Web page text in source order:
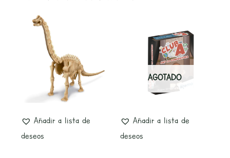
Añadir a lista de
deseos
AGOTADO
Añadir a lista de
deseos